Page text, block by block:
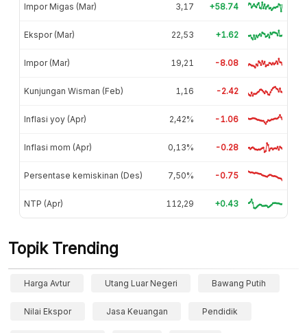
Impor Migas (Mar) 3,17 +58.74
Ekspor (Mar) 22,53 +1.62
Impor (Mar) 19,21 -8.08
Kunjungan Wisman (Feb) 1,16 -2.42
Inflasi yoy (Apr) 2,42% -1.06
Inflasi mom (Apr) 0,13% -0.28
Persentase kemiskinan (Des) 7,50% -0.75
NTP (Apr) 112,29 +0.43
Topik Trending
Harga Avtur Utang Luar Negeri Bawang Putih
Nilai Ekspor Jasa Keuangan Pendidik